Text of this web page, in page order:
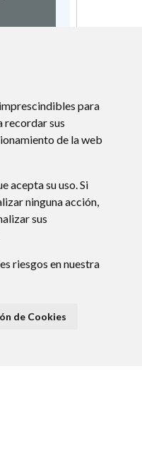
para
recordar sus
de la web
acepta su uso. Si
ninguna acción,
sus
riesgos en nuestra
de Cookies